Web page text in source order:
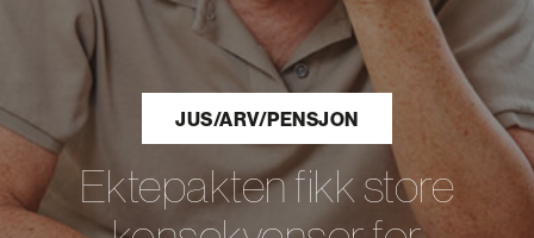
JUS/ARV/PENSJON
Ektepakten fikk store